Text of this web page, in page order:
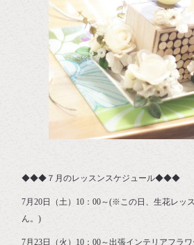
◆◆◆７月のレッスンスケジュール◆◆◆
7月20日（土）10：00～(※この日、生花レッ
ん。)
7月23日（火）10：00～出張インテリアフラ